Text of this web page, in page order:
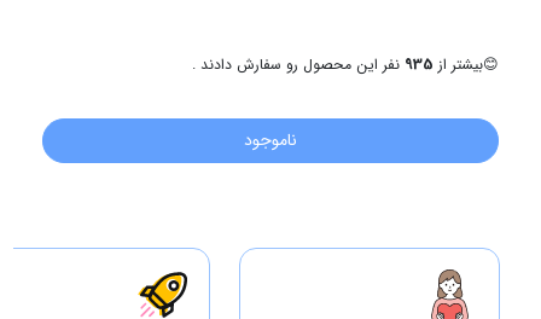
😊بیشتر از 935 نفر این محصول رو سفارش دادند .
ناموجود